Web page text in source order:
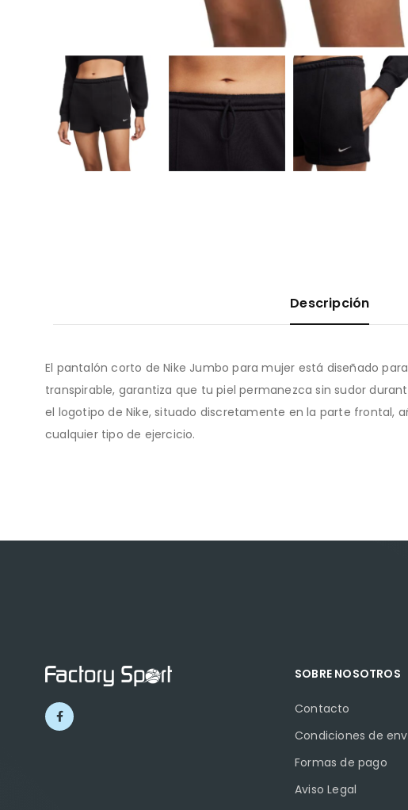
Descripción
El pantalón corto de Nike Jumbo para mujer está diseñado
transpirable, garantiza que tu piel permanezca sin sudor
el logotipo de Nike, situado discretamente en la parte frontal,
cualquier tipo de ejercicio.
SOBRE NOSOTROS
Contacto
Condiciones de
Formas de pago
Aviso Legal